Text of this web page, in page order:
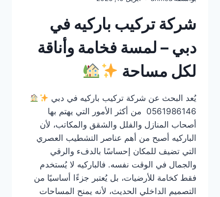
شركة تركيب باركيه في
دبي – لمسة فخامة وأناقة
لكل مساحة
يُعد البحث عن شركة تركيب باركيه في دبي
0561986146 من أكثر الأمور التي يهتم بها
أصحاب المنازل والفلل والشقق والمكاتب، لأن
الباركيه أصبح من أهم عناصر التشطيب العصري
التي تضيف للمكان إحساسًا بالدفء والرقي
والجمال في الوقت نفسه. فالباركيه لا يُستخدم
فقط كخامة للأرضيات، بل يُعتبر جزءًا أساسيًا من
التصميم الداخلي الحديث، لأنه يمنح المساحات